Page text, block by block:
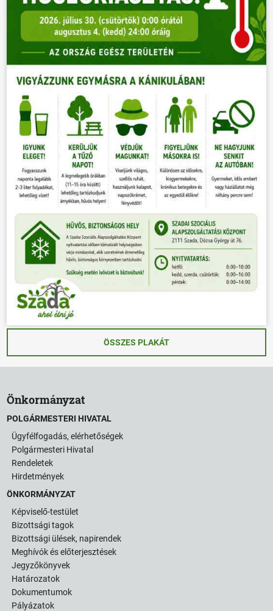
VÁLASZTÁSOK
ÖSSZES PLAKÁT
Önkormányzat
POLGÁRMESTERI HIVATAL
Ügyfélfogadás, elérhetőségek
Polgármesteri Hivatal
Rendeletek
Hirdetmények
ÖNKORMÁNYZAT
Képviselő-testület
Bizottsági tagok
Bizottsági ülések, napirendek
Meghívók és előterjesztések
Jegyzőkönyvek
Határozatok
Dokumentumok
Pályázatok